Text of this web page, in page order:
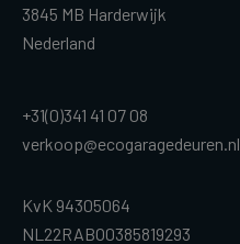
3845 MB Harderwijk
Nederland
+31(0)341 41 07 08
verkoop@ecogaragedeuren.nl
KvK 94305064
NL22RABO0385819293